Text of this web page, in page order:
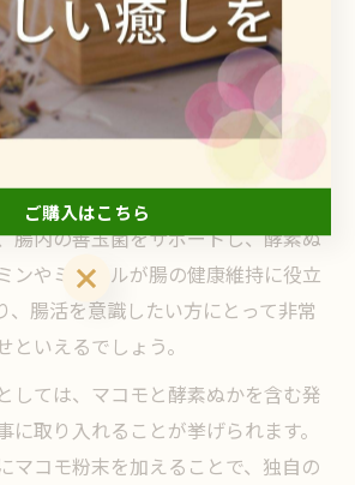
と酵素ぬかの活用法
ます。マコモの発酵によって生まれ
腸内の善玉菌をサポートし、酵素ぬ
ンやミネラルが腸の健康維持に役立
、腸活を意識したい方にとって非常
といえるでしょう。
しては、マコモと酵素ぬかを含む発
に取り入れることが挙げられます。
マコモ粉末を加えることで、独自の
ご購入はこちら
ご購入はこちら